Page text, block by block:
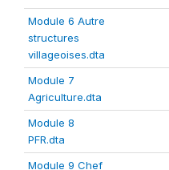
Module 6 Autre
structures
villageoises.dta
Module 7
Agriculture.dta
Module 8
PFR.dta
Module 9 Chef